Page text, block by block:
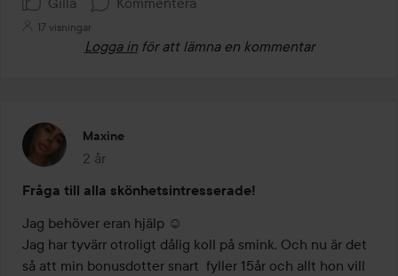
17 visningar
Logga in för att lämna en kommentar
Maxine
2 år
Inlägget skapades 2 år
Fråga till alla skönhetsintresserade!
Jag behöver eran hjälp ☺️
Jag har tyvärr otroligt dålig koll på smink. Och nu är det
så att min bonusdotter snart  fyller 15år och allt hon vill